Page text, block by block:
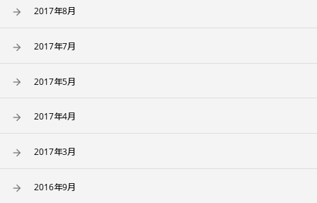
2017年8月
2017年7月
2017年5月
2017年4月
2017年3月
2016年9月